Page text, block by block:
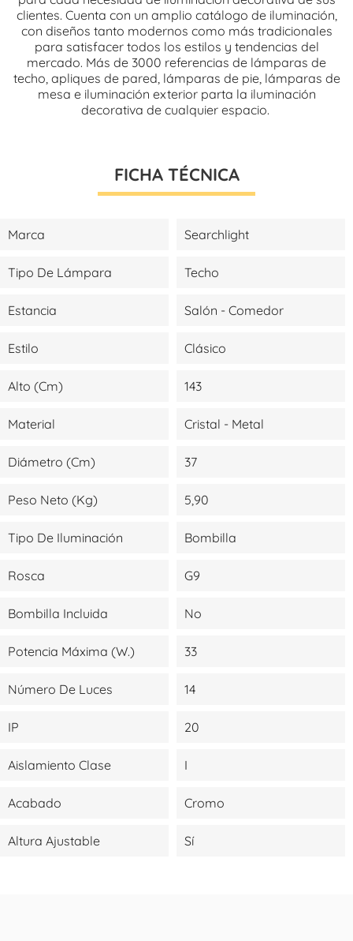
clientes. Cuenta con un amplio catálogo de iluminación,
con diseños tanto modernos como más tradicionales
para satisfacer todos los estilos y tendencias del
mercado. Más de 3000 referencias de lámparas de
techo, apliques de pared, lámparas de pie, lámparas de
mesa e iluminación exterior parta la iluminación
decorativa de cualquier espacio.
FICHA TÉCNICA
Marca Searchlight
Tipo De Lámpara Techo
Estancia Salón - Comedor
Estilo Clásico
Alto (cm) 143
Material Cristal - Metal
Diámetro (cm) 37
Peso Neto (kg) 5,90
Tipo De Iluminación Bombilla
Rosca G9
Bombilla Incluida No
Potencia Máxima (W.) 33
Número De Luces 14
IP 20
Aislamiento Clase I
Acabado Cromo
Altura Ajustable Sí